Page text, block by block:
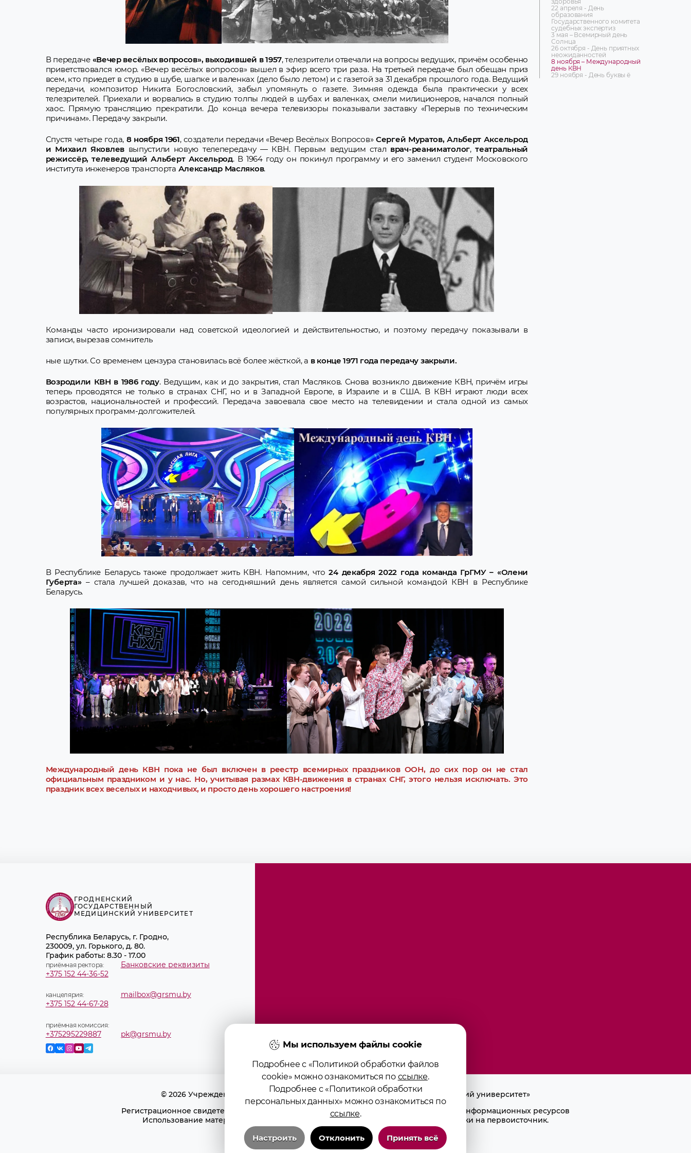
В передаче «Вечер весёлых вопросов», выходившей в 1957, телезрители отвечали на вопросы ведущих, причём особенно
приветствовался юмор. «Вечер весёлых вопросов» вышел в эфир всего три раза. На третьей передаче был обещан приз
всем, кто приедет в студию в шубе, шапке и валенках (дело было летом) и с газетой за 31 декабря прошлого года. Ведущий
передачи, композитор Никита Богословский, забыл упомянуть о газете. Зимняя одежда была практически у всех
телезрителей. Приехали и ворвались в студию толпы людей в шубах и валенках, смели милиционеров, начался полный
хаос. Прямую трансляцию прекратили. До конца вечера телевизоры показывали заставку «Перерыв по техническим
причинам». Передачу закрыли.
Спустя четыре года, 8 ноября 1961, создатели передачи «Вечер Весёлых Вопросов» Сергей Муратов, Альберт Аксельрод
и Михаил Яковлеввыпустили новую телепередачу — КВН. Первым ведущим стал врач-реаниматолог,театральный
режиссёр, телеведущий Альберт Аксельрод. В 1964 году он покинул программу и его заменил студент Московского
института инженеров транспорта Александр Масляков.
Команды часто иронизировали над советской идеологией и действительностью, и поэтому передачу показывали в
записи, вырезав сомнитель
ные шутки. Со временем цензура становилась всё более жёсткой, а в конце 1971 года передачу закрыли.
Возродили КВН в 1986 году. Ведущим, как и до закрытия, стал Масляков. Снова возникло движение КВН, причём игры
теперь проводятся не только в странах СНГ, но и в Западной Европе, в Израиле и в США. В КВН играют люди всех
возрастов, национальностей и профессий. Передача завоевала свое место на телевидении и стала одной из самых
популярных программ-долгожителей.
В Республике Беларусь также продолжает жить КВН. Напомним, что24 декабря 2022 года команда ГрГМУ – «Олени
Губерта»– стала лучшей доказав, что на сегодняшний день является самой сильной командой КВН в Республике
Беларусь.
Международный день КВН пока не был включен в реестр всемирных праздников ООН, до сих пор он не стал
официальным праздником и у нас. Но, учитывая размах КВН-движения в странах СНГ, этого нельзя исключать. Это
праздник всех веселых и находчивых, и просто день хорошего настроения!
22 апреля - День
образования
Государственного комитета
судебных экспертиз
3 мая – Всемирный день
Солнца
26 октября - День приятных
неожиданностей
8 ноября – Международный
день КВН
29 ноября - День буквы ё
ГРОДНЕНСКИЙ
ГОСУДАРСТВЕННЫЙ
МЕДИЦИНСКИЙ УНИВЕРСИТЕТ
Республика Беларусь, г. Гродно,
230009, ул. Горького, д. 80.
График работы: 8.30 - 17.00
приёмная ректора:
+375 152 44-36-52
Банковские реквизиты
канцелярия:
+375 152 44-67-28
mailbox@grsmu.by
приёмная комиссия:
+375295229887 pk@grsmu.by
© 2026 Учреждение образования «Гродненский государственный медицинский университет»
Регистрационное свидетельство № 4141710567 от 04.01.2017 Государственного регистра информационных ресурсов
Использование материалов сайта возможно при условии указания активной ссылки на первоисточник.
Положение о защите информации
Политика в отношении обработки cookies
Политика видеонаблюдения
Мы используем файлы cookie
Подробнее с «Политикой обработки файлов
cookie» можно ознакомиться по ссылке.
Подробнее с «Политикой обработки
персональных данных» можно ознакомиться по
ссылке.
Настроить Отклонить Принять всё